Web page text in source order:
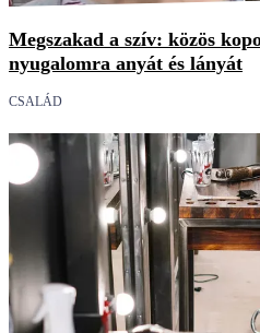
Megszakad a szív: közös
nyugalomra anyát és lányát
CSALÁD